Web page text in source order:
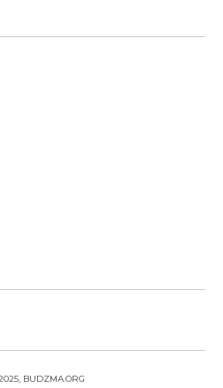
BUDZMA.ORG